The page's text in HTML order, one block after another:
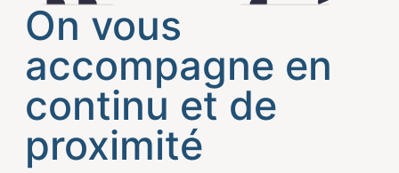
On vous
accompagne en
continu et de
proximité